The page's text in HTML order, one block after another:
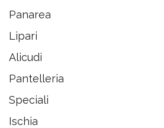
Panarea
Lipari
Alicudi
Pantelleria
Speciali
Ischia